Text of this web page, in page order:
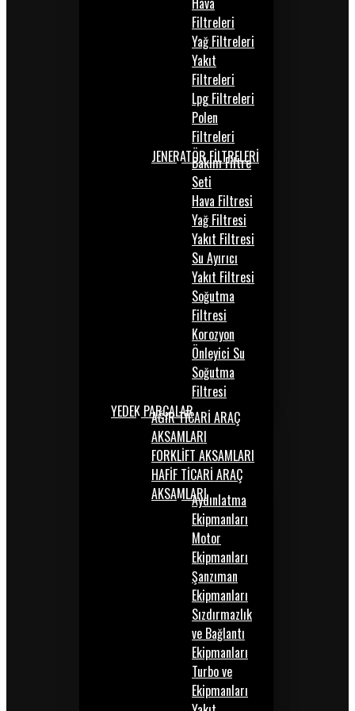
Filtreleri
Yağ Filtreleri
Yakıt
Filtreleri
Lpg Filtreleri
Polen
Filtreleri
JENERATÖR FİLTRELERİ
Bakım Filtre
Seti
Hava Filtresi
Yağ Filtresi
Yakıt Filtresi
Su Ayırıcı
Yakıt Filtresi
Soğutma
Filtresi
Korozyon
Önleyici Su
Soğutma
Filtresi
YEDEK PARÇALARAĞIR TİCARİ ARAÇ
AKSAMLARI
FORKLİFT AKSAMLARI
HAFİF TİCARİ ARAÇ
AKSAMLARIAydınlatma
Ekipmanları
Motor
Ekipmanları
Şanzıman
Ekipmanları
Sızdırmazlık
ve Bağlantı
Ekipmanları
Turbo ve
Ekipmanları